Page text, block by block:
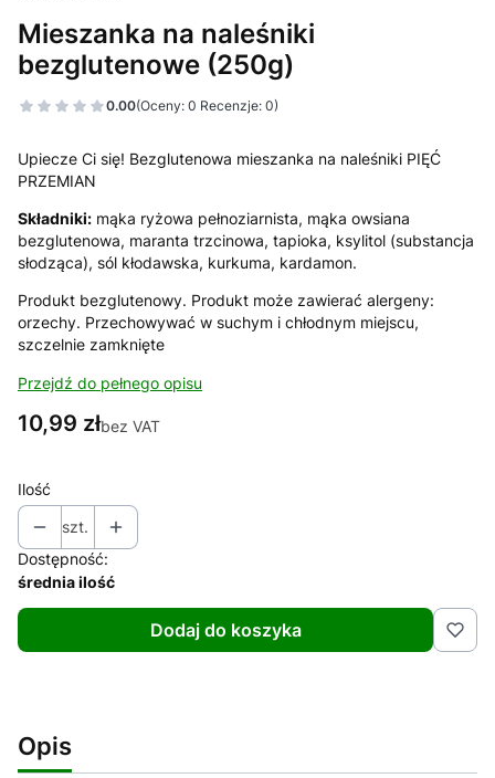
Mieszanka na naleśniki
bezglutenowe (250g)
0.00(Oceny: 0 Recenzje: 0)
Upiecze Ci się! Bezglutenowa mieszanka na naleśniki PIĘĆ
PRZEMIAN
Składniki: mąka ryżowa pełnoziarnista, mąka owsiana
bezglutenowa, maranta trzcinowa, tapioka, ksylitol (substancja
słodząca), sól kłodawska, kurkuma, kardamon.
Produkt bezglutenowy. Produkt może zawierać alergeny:
orzechy. Przechowywać w suchym i chłodnym miejscu,
szczelnie zamknięte
Przejdź do pełnego opisu
Cena
10,99 złbez VAT
Ilość
szt.
Dostępność:
średnia ilość
Dodaj do koszyka
Opis